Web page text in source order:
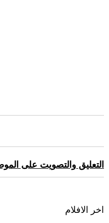
التعليق والتصويت على
اخر الافلام